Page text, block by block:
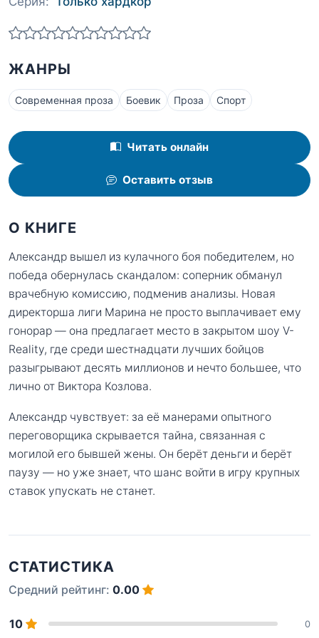
ЖАНРЫ
Современная проза Боевик Проза Спорт
Читать онлайн
Оставить отзыв
О КНИГЕ
Александр вышел из кулачного боя победителем, но
победа обернулась скандалом: соперник обманул
врачебную комиссию, подменив анализы. Новая
директорша лиги Марина не просто выплачивает ему
гонорар — она предлагает место в закрытом шоу V-
Reality, где среди шестнадцати лучших бойцов
разыгрывают десять миллионов и нечто большее, что
лично от Виктора Козлова.
Александр чувствует: за её манерами опытного
переговорщика скрывается тайна, связанная с
могилой его бывшей жены. Он берёт деньги и берёт
паузу — но уже знает, что шанс войти в игру крупных
ставок упускать не станет.
СТАТИСТИКА
Средний рейтинг: 0.00
10 0